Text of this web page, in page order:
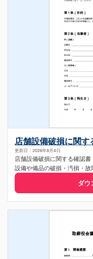
店舗設備破損に関す
更新日：2026年8月4日
店舗設備破損に関する確認
設備や備品の破損・汚損・故
ダウ